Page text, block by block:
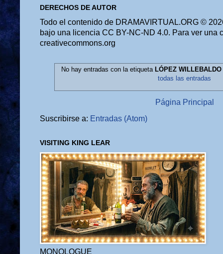
DERECHOS DE AUTOR
Todo el contenido de DRAMAVIRTUAL.ORG ©
bajo una licencia CC BY-NC-ND 4.0. Para ver una
creativecommons.org
No hay entradas con la etiqueta LÓPEZ
todas las entradas
Página Principal
Suscribirse a: Entradas (Atom)
VISITING KING LEAR
MONOLOGUE